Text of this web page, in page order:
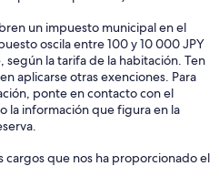
un impuesto municipal en el
oscila entre 100 y 10 000 JPY
según la tarifa de la habitación. Ten
aplicarse otras exenciones. Para
ponte en contacto con el
la información que figura en la
cargos que nos ha proporcionado el